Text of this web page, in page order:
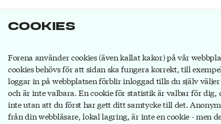
Cookies
Forena använder cookies (även kallat kakor) på vår
cookies behövs för att sidan ska fungera korrekt, till
loggar in på webbplatsen förblir inloggad tills du själv
och är inte valbara. En cookie för statistik är valbar för dig,
inte utan att du först har gett ditt samtycke till det.
från din webbläsare, lokal lagring, är inte en cookie - men